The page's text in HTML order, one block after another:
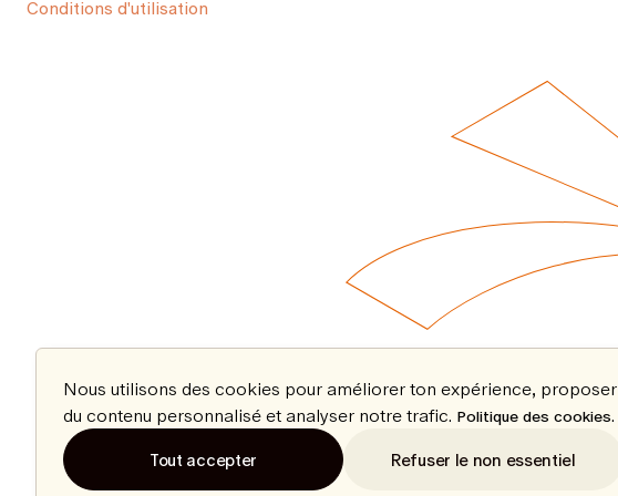
Conditions d'utilisation
Nous utilisons des cookies pour améliorer ton expérience, proposer
du contenu personnalisé et analyser notre trafic. Politique des cookies.
Tout accepter Refuser le non essentiel